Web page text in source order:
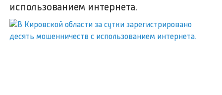
использованием интернета.